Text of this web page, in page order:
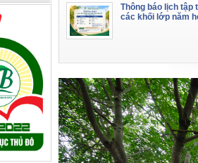
Thông báo lịch tập
các khối lớp năm